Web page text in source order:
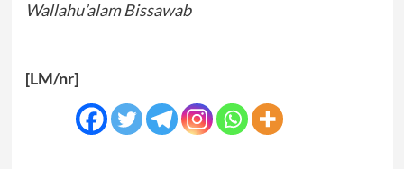
Wallahu’alam Bissawab
[LM/nr]